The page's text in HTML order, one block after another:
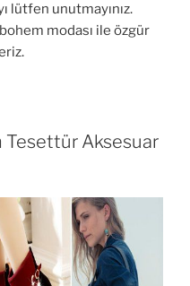
lütfen unutmayınız.
modası ile özgür
Tesettür Aksesuar